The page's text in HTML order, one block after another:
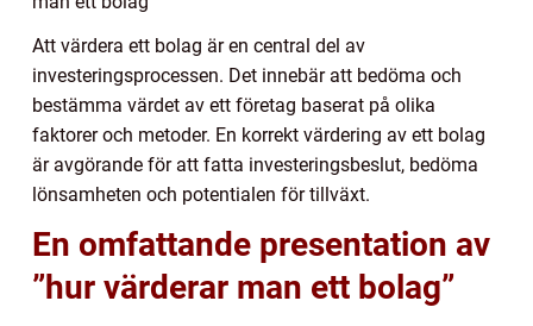
Att värdera ett bolag är en central del av
investeringsprocessen. Det innebär att bedöma och
bestämma värdet av ett företag baserat på olika
faktorer och metoder. En korrekt värdering av ett bolag
är avgörande för att fatta investeringsbeslut, bedöma
lönsamheten och potentialen för tillväxt.
En omfattande presentation av
”hur värderar man ett bolag”